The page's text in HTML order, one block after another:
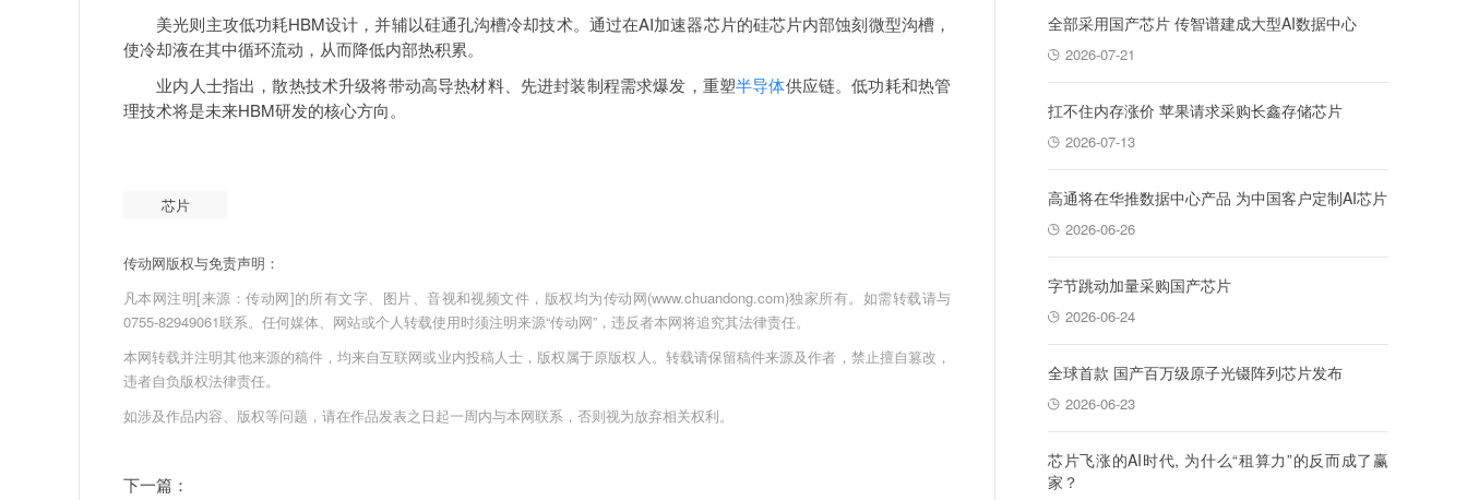
美光则主攻低功耗HBM设计，并辅以硅通孔沟槽冷却技术。通过在AI加速器芯片的硅芯片内部蚀刻微型沟槽，
使冷却液在其中循环流动，从而降低内部热积累。
业内人士指出，散热技术升级将带动高导热材料、先进封装制程需求爆发，重塑半导体供应链。低功耗和热管
理技术将是未来HBM研发的核心方向。
芯片
传动网版权与免责声明：
凡本网注明[来源：传动网]的所有文字、图片、音视和视频文件，版权均为传动网(www.chuandong.com)独家所有。如需转载请与
0755-82949061联系。任何媒体、网站或个人转载使用时须注明来源“传动网”，违反者本网将追究其法律责任。
本网转载并注明其他来源的稿件，均来自互联网或业内投稿人士，版权属于原版权人。转载请保留稿件来源及作者，禁止擅自篡改，
违者自负版权法律责任。
如涉及作品内容、版权等问题，请在作品发表之日起一周内与本网联系，否则视为放弃相关权利。
下一篇：
全部采用国产芯片 传智谱建成大型AI数据中心
2026-07-21
扛不住内存涨价 苹果请求采购长鑫存储芯片
2026-07-13
高通将在华推数据中心产品 为中国客户定制AI芯片
2026-06-26
字节跳动加量采购国产芯片
2026-06-24
全球首款 国产百万级原子光镊阵列芯片发布
2026-06-23
芯片飞涨的AI时代, 为什么“租算力”的反而成了赢
家？